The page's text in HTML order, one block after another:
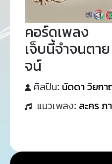
คอร์ดเพลง
เจ็บนี้จำจนตา
จน์
ศิลปิน: นัดดา วิยก
แนวเพลง: ละคร